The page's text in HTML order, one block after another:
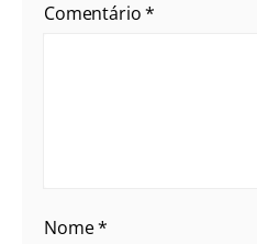
Comentário*
Nome*